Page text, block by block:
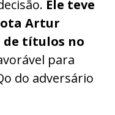
Ele teve
Artur
títulos no
para
do adversário